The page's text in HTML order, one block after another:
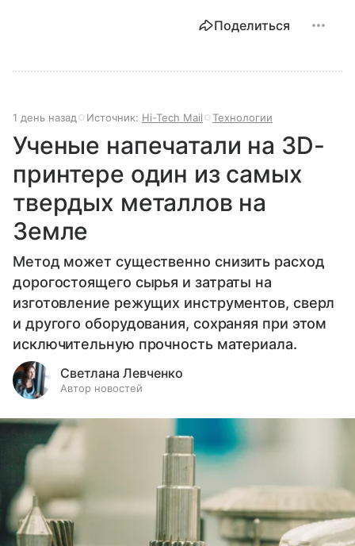
Поделиться
1 день назад Источник: Hi-Tech Mail Технологии
Ученые напечатали на 3D-
принтере один из самых
твердых металлов на
Земле
Метод может существенно снизить расход
дорогостоящего сырья и затраты на
изготовление режущих инструментов, сверл
и другого оборудования, сохраняя при этом
исключительную прочность материала.
Светлана Левченко
Автор новостей